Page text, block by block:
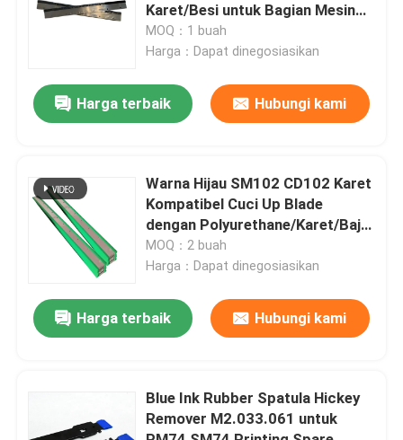
Tur Pabrik
Hubungi Kami
Kasus
Bagian Cetak Offset
Karet/Besi untuk Bagian Mesin
Percetakan GTO52
MOQ：1 buah
Harga：Dapat dinegosiasikan
Harga terbaik Hubungi kami
Warna Hijau SM102 CD102 Karet
Kompatibel Cuci Up Blade
dengan Polyurethane/Karet/Baja
Material untuk Offset Printing
MOQ：2 buah
Harga：Dapat dinegosiasikan
Harga terbaik Hubungi kami
Blue Ink Rubber Spatula Hickey
Remover M2.033.061 untuk